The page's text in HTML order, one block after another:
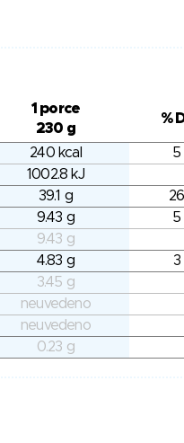
1 porce
230 g
%
240 kcal
5
1002.8 kJ
39.1 g
9.43 g
5
9.43 g
4.83 g
3
3.45 g
neuvedeno
neuvedeno
0.23 g